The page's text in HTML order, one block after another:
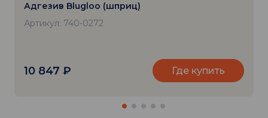
Адгезив Blugloo (шприц)
Артикул: 740-0272
10 847 ₽ Где купить